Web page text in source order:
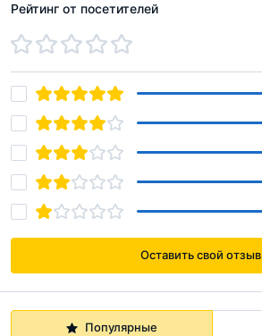
Оставить свой отзыв
Популярные
Рейтинг от посетителей